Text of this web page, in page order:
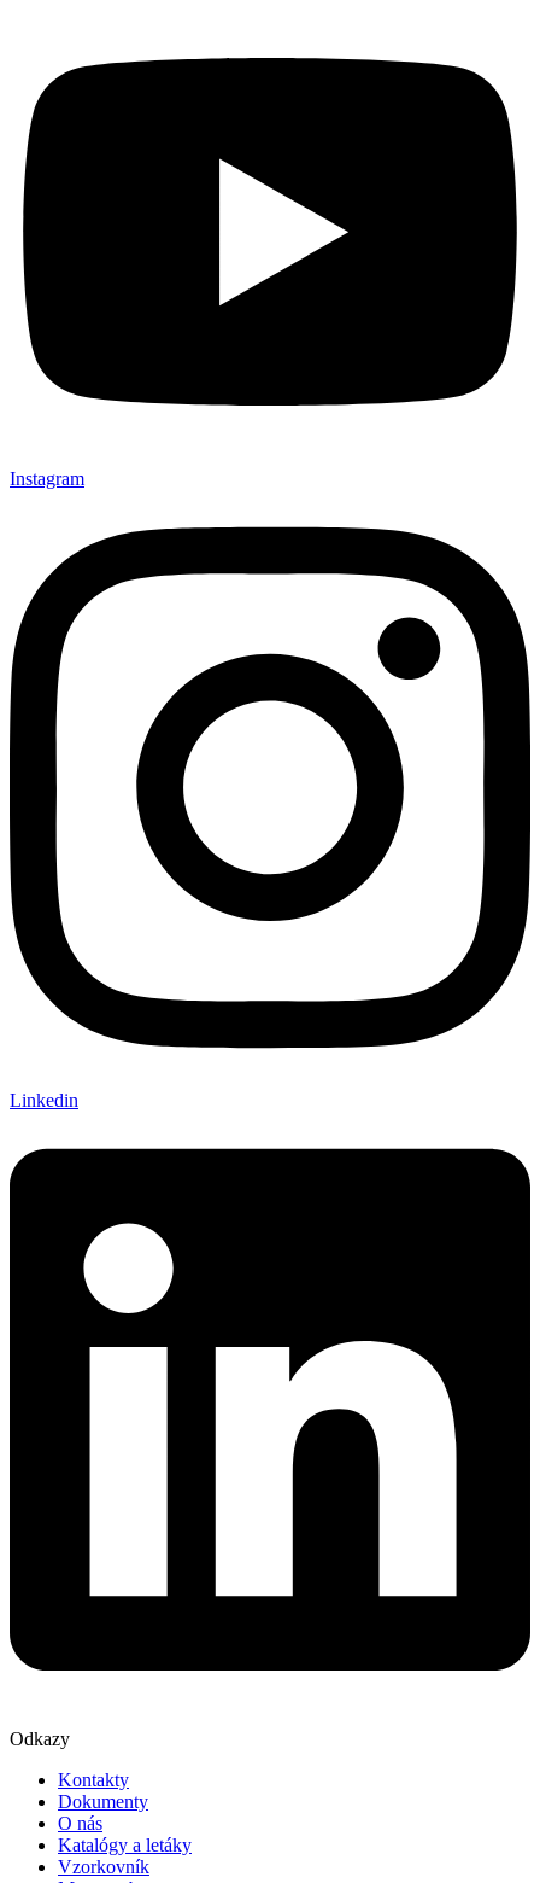
Instagram
Linkedin
Odkazy
Kontakty
Dokumenty
O nás
Katalógy a letáky
Vzorkovník